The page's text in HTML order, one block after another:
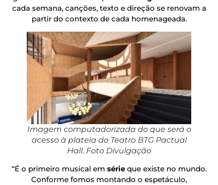
cada semana, canções, texto e direção se renovam a
partir do contexto de cada homenageada.
Imagem computadorizada do que será o
acesso à plateia do Teatro BTG Pactual
Hall. Foto Divulgação
“É o primeiro musical em sérieque existe no mundo.
Conforme fomos montando o espetáculo,